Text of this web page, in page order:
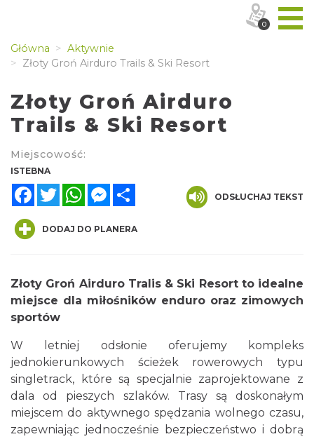
Główna
Aktywnie
Złoty Groń Airduro Trails & Ski Resort
Złoty Groń Airduro
Trails & Ski Resort
Miejscowość:
ISTEBNA
FacebookTwitterWhatsAppMessenger
ODSŁUCHAJ TEKST
DODAJ DO PLANERA
Złoty Groń Airduro Tralis & Ski Resort to idealne
miejsce dla miłośników enduro oraz zimowych
sportów
W letniej odsłonie oferujemy kompleks
jednokierunkowych ścieżek rowerowych typu
singletrack, które są specjalnie zaprojektowane z
dala od pieszych szlaków. Trasy są doskonałym
miejscem do aktywnego spędzania wolnego czasu,
zapewniając jednocześnie bezpieczeństwo i dobrą
0